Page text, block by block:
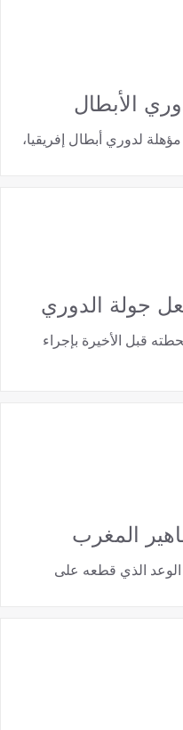
الأبطال
لدوري أبطال إفريقيا،
جولة الدوري
قبل الأخيرة بإجراء
المغرب
الذي قطعه على